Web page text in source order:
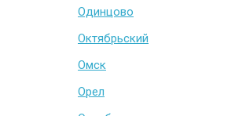
Одинцово
Октябрьский
Омск
Орел